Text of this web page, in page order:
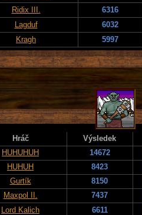
Ridix III. 6316
Lagduf 6032
Kragh 5997
Hráč Výsledek
HUHUHUH 14672
HUHUH 8423
Gurtík 8150
Maxpol II. 7437
Lord Kalich 6611